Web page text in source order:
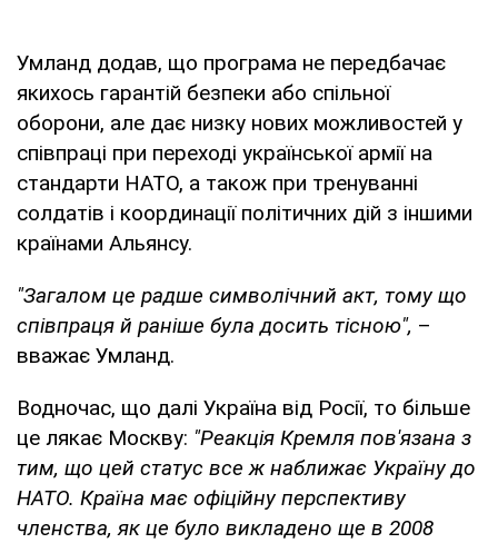
Умланд додав, що програма не передбачає
якихось гарантій безпеки або спільної
оборони, але дає низку нових можливостей у
співпраці при переході української армії на
стандарти НАТО, а також при тренуванні
солдатів і координації політичних дій з іншими
країнами Альянсу.
"Загалом це радше символічний акт, тому що
співпраця й раніше була досить тісною", –
вважає Умланд.
Водночас, що далі Україна від Росії, то більше
це лякає Москву: "Реакція Кремля пов'язана з
тим, що цей статус все ж наближає Україну до
НАТО. Країна має офіційну перспективу
членства, як це було викладено ще в 2008